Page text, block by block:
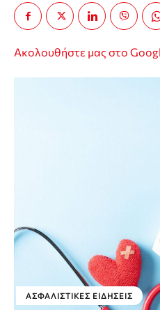
Ακολουθήστε μας στο
ΑΣΦΑΛΙΣΤΙΚΕΣ ΕΙΔΗΣΕΙΣ